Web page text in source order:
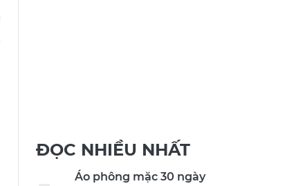
ĐỌC NHIỀU NHẤT
Áo phông mặc 30 ngày